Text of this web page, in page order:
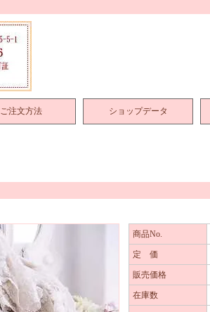
ご注文方法 ショップデータ
商品No.
定 価
販売価格
在庫数